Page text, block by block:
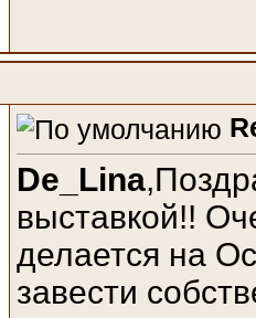
De_Lina
выставкой!!
делается на
завести